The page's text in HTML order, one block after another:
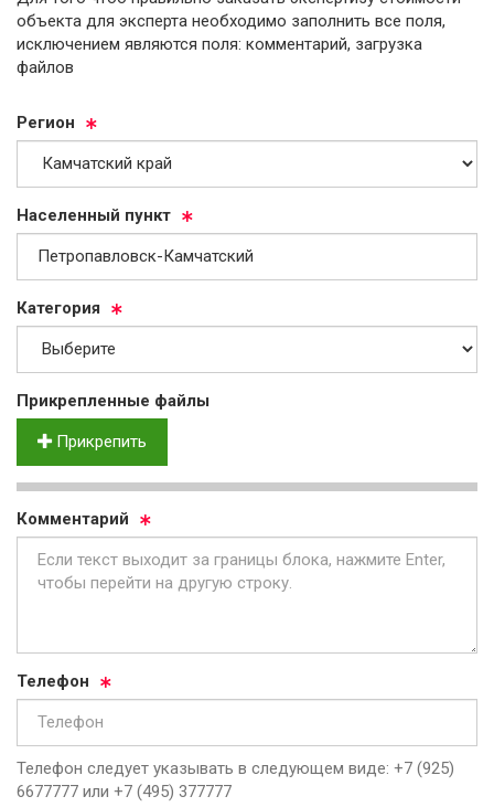
объекта для эксперта необходимо заполнить все поля,
исключением являются поля: комментарий, загрузка
файлов
Ре­ги­он
На­се­лен­ный пункт
Ка­те­го­рия
Прик­реп­лен­ные фай­лы
Прикрепить
Ком­мен­та­рий
Те­ле­фон
Телефон следует указывать в следующем виде: +7 (925)
6677777 или +7 (495) 377777